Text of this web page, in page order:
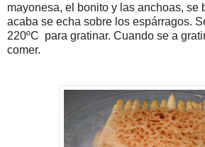
mayonesa, el bonito y las anchoas, se
acaba se echa sobre los espárragos.
220ºC para gratinar. Cuando se a
comer.